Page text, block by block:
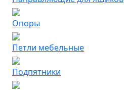
Опоры
Петли мебельные
Подпятники